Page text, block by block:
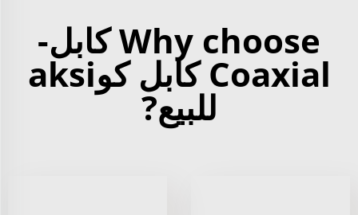
Why choose كابل-
Coaxial كابل كوaksi
للبيع?